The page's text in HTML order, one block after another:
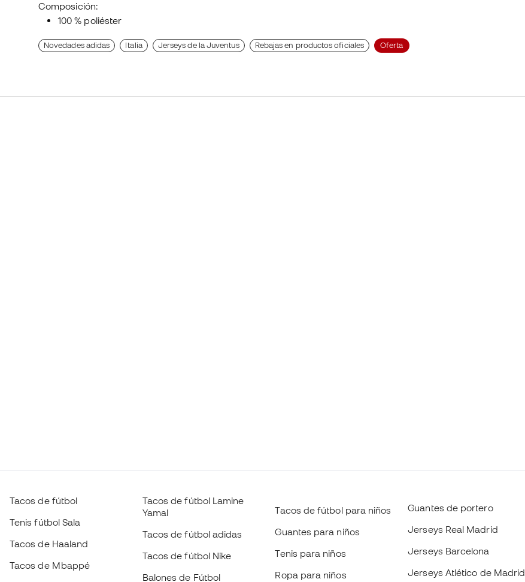
Composición:
100 % poliéster
Novedades adidas Italia Jerseys de la Juventus Rebajas en productos oficiales Oferta
Tacos de fútbol
Tenis fútbol Sala
Tacos de Haaland
Tacos de Mbappé
Tacos de fútbol Lamine
Yamal
Tacos de fútbol adidas
Tacos de fútbol Nike
Balones de Fútbol
Tacos de fútbol para niños
Guantes para niños
Tenis para niños
Ropa para niños
Guantes de portero
Jerseys Real Madrid
Jerseys Barcelona
Jerseys Atlético de Madrid